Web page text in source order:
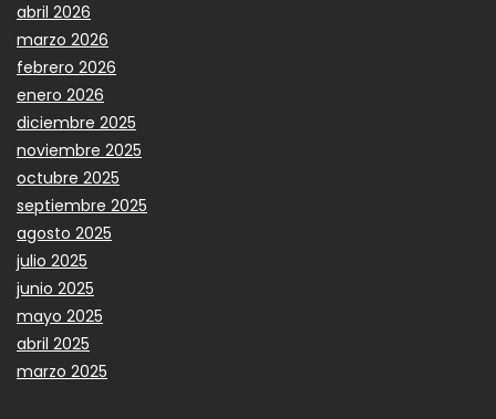
abril 2026
marzo 2026
febrero 2026
enero 2026
diciembre 2025
noviembre 2025
octubre 2025
septiembre 2025
agosto 2025
julio 2025
junio 2025
mayo 2025
abril 2025
marzo 2025